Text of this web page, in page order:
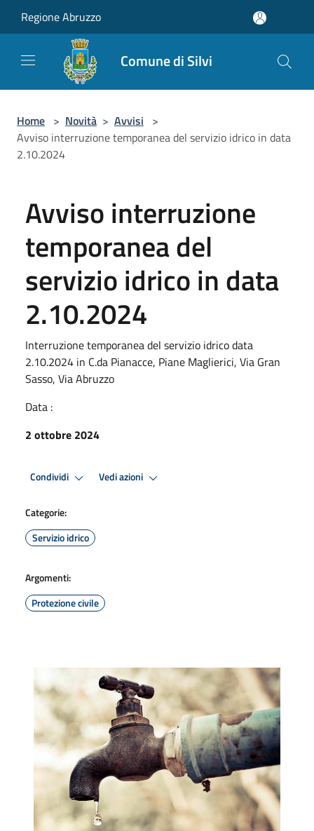
Regione Abruzzo
Comune di Silvi
Home > Novità > Avvisi >
Avviso interruzione temporanea del servizio idrico in data
2.10.2024
Avviso interruzione
temporanea del
servizio idrico in data
2.10.2024
Interruzione temporanea del servizio idrico data
2.10.2024 in C.da Pianacce, Piane Maglierici, Via Gran
Sasso, Via Abruzzo
Data :
2 ottobre 2024
Condividi Vedi azioni
Categorie:
Servizio idrico
Argomenti:
Protezione civile